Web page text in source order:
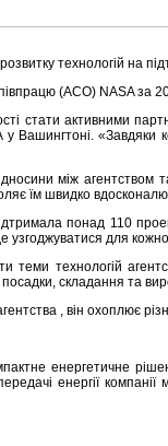
технологій на
(ACO) NASA за
стати активними
у Вашингтоні.
між
їм швидко
понад 110
для
теми технологій
складання та
, він охоплює
енергетичне
енергії